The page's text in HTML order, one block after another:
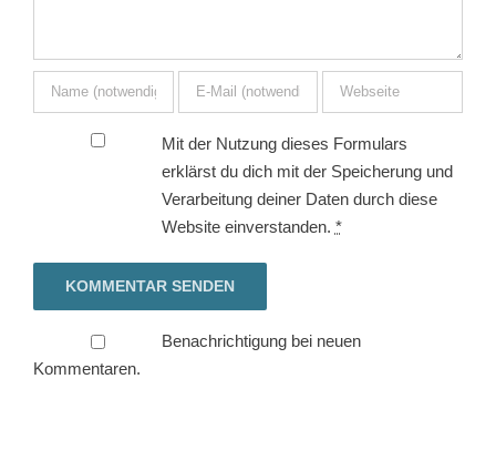
Mit der Nutzung dieses Formulars
erklärst du dich mit der Speicherung und
Verarbeitung deiner Daten durch diese
Website einverstanden. *
Benachrichtigung bei neuen
Kommentaren.